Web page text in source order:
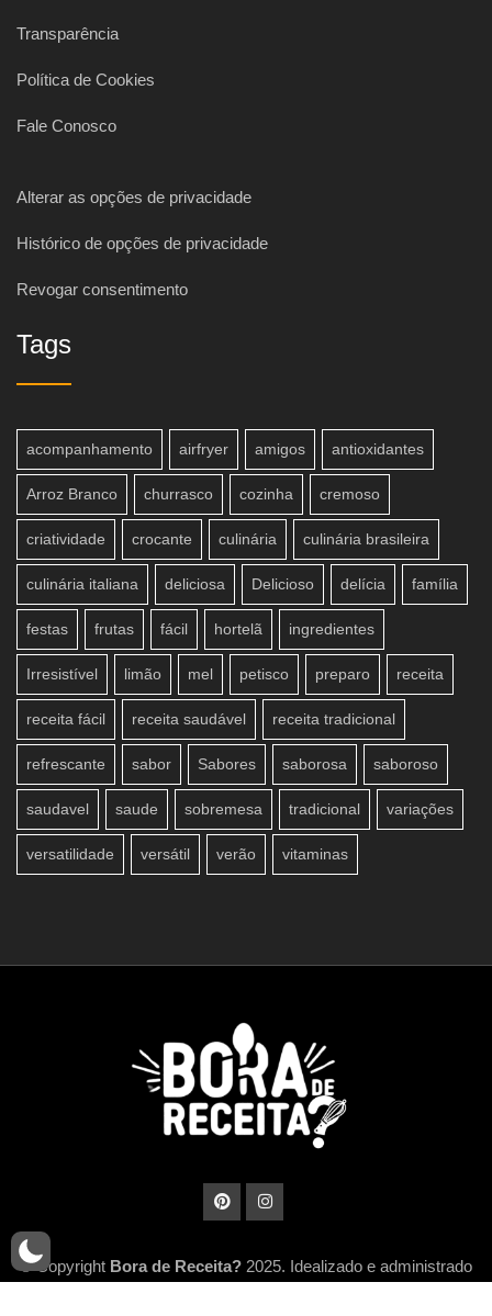
Transparência
Política de Cookies
Fale Conosco
Alterar as opções de privacidade
Histórico de opções de privacidade
Revogar consentimento
Tags
acompanhamento airfryer amigos antioxidantes
Arroz Branco churrasco cozinha cremoso
criatividade crocante culinária culinária brasileira
culinária italiana deliciosa Delicioso delícia família
festas frutas fácil hortelã ingredientes
Irresistível limão mel petisco preparo receita
receita fácil receita saudável receita tradicional
refrescante sabor Sabores saborosa saboroso
saudavel saude sobremesa tradicional variações
versatilidade versátil verão vitaminas
© Copyright Bora de Receita? 2025. Idealizado e administrado